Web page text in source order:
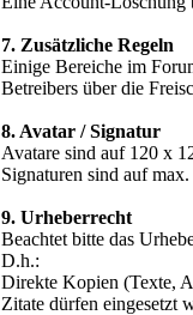
7. Zusätzliche Regeln
Einige Bereiche im
Betreibers über die
8. Avatar / Signatur
Avatare sind auf 120 x
Signaturen sind auf
9. Urheberrecht
Beachtet bitte das
D.h.:
Direkte Kopien (Texte,
Zitate dürfen eingesetzt